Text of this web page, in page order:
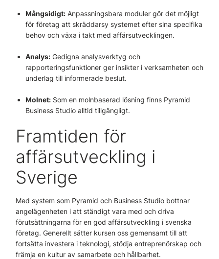
Mångsidigt: Anpassningsbara moduler gör det möjligt
för företag att skräddarsy systemet efter sina specifika
behov och växa i takt med affärsutvecklingen.
Analys: Gedigna analysverktyg och
rapporteringsfunktioner ger insikter i verksamheten och
underlag till informerade beslut.
Molnet: Som en molnbaserad lösning finns Pyramid
Business Studio alltid tillgängligt.
Framtiden för
affärsutveckling i
Sverige
Med system som Pyramid och Business Studio bottnar
angelägenheten i att ständigt vara med och driva
förutsättningarna för en god affärsutveckling i svenska
företag. Generellt sätter kursen oss gemensamt till att
fortsätta investera i teknologi, stödja entreprenörskap och
främja en kultur av samarbete och hållbarhet.